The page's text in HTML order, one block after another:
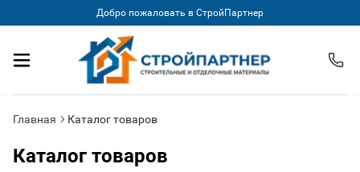
Добро пожаловать в СтройПартнер
Главная Каталог товаров
Каталог товаров